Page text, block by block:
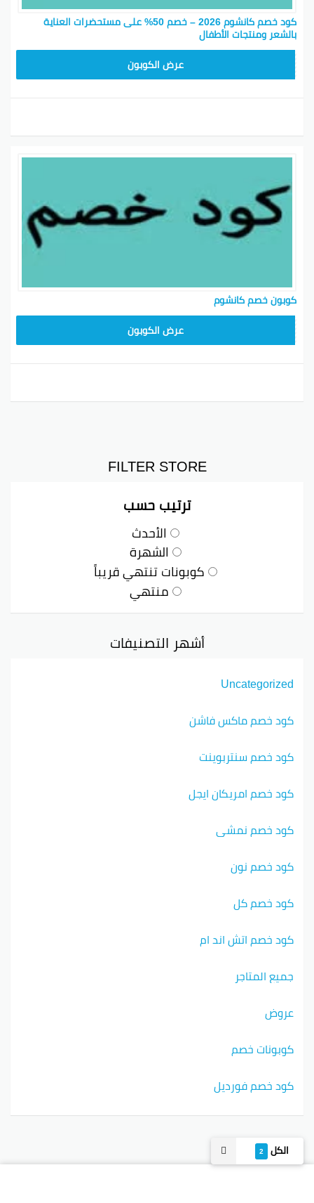
الكل 2
كود خصم كانشوم 2026 – خصم 50% على مستحضرات العناية
بالشعر ومنتجات الأطفال
عرض الكوبون
كوبون خصم كانشوم
عرض الكوبون
FILTER STORE
ترتيب حسب
الأحدث
الشهرة
كوبونات تنتهي قريباً
منتهي
أشهر التصنيفات
Uncategorized
كود خصم ماكس فاشن
كود خصم سنتربوينت
كود خصم امريكان ايجل
كود خصم نمشي
كود خصم نون
كود خصم كل
كود خصم اتش اند ام
جميع المتاجر
عروض
كوبونات خصم
كود خصم فورديل